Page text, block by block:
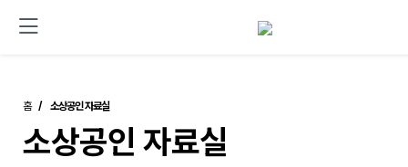
홈 소상공인 자료실
소상공인 자료실